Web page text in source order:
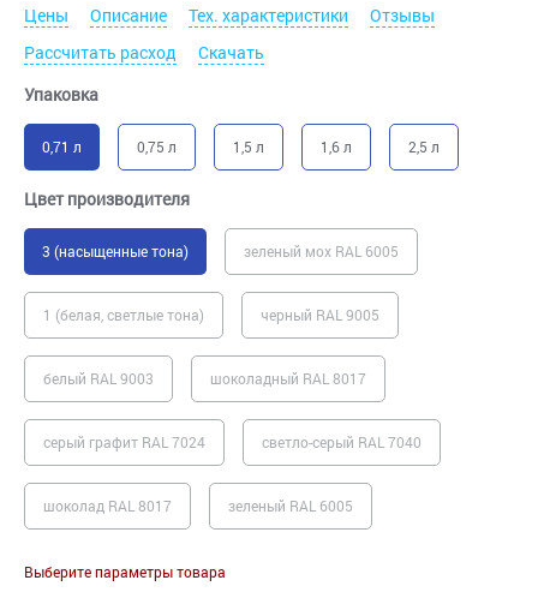
Цены Описание Тех. характеристики
Отзывы
Рассчитать расход
Скачать
Упаковка
0,71 л 0,75 л 1,5 л 1,6 л 2,5 л
Цвет производителя
3 (насыщенные тона) зеленый мох RAL 6005
1 (белая, светлые тона) черный RAL 9005
белый RAL 9003 шоколадный RAL 8017
серый графит RAL 7024 светло-серый RAL 7040
шоколад RAL 8017 зеленый RAL 6005
Выберите параметры товара